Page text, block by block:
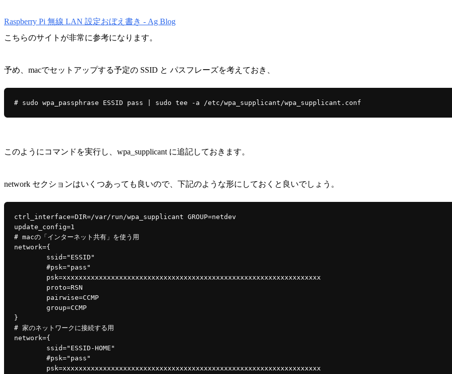
Raspberry Pi 無線 LAN 設定おぼえ書き - Ag Blog
こちらのサイトが非常に参考になります。
予め、macでセットアップする予定の SSID と パスフレーズを考えておき、
このようにコマンドを実行し、wpa_supplicant に追記しておきます。
network セクションはいくつあっても良いので、下記のような形にしておくと良いでしょう。
ctrl_interface=DIR=/var/run/wpa_supplicant GROUP=netdev
update_config=1
# macの「インターネット共有」を使う用
network={
}
# 家のネットワークに接続する用
network={